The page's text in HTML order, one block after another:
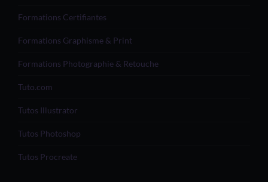
Formations Certifiantes
Formations Graphisme & Print
Formations Photographie & Retouche
Tuto.com
Tutos Illustrator
Tutos Photoshop
Tutos Procreate